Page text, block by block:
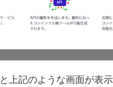
上記のような画面が表